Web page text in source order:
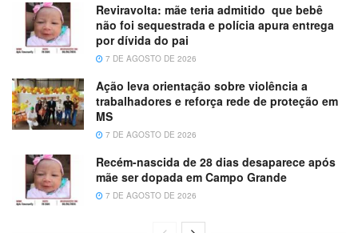
Reviravolta: mãe teria admitido que bebê
não foi sequestrada e polícia apura entrega
por dívida do pai
7 DE AGOSTO DE 2026
Ação leva orientação sobre violência a
trabalhadores e reforça rede de proteção em
MS
7 DE AGOSTO DE 2026
Recém-nascida de 28 dias desaparece após
mãe ser dopada em Campo Grande
7 DE AGOSTO DE 2026